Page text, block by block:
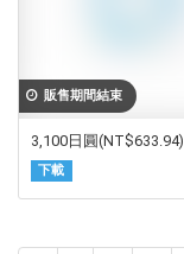
販售期間結束
3,100日圓(NT$633.94)
下載